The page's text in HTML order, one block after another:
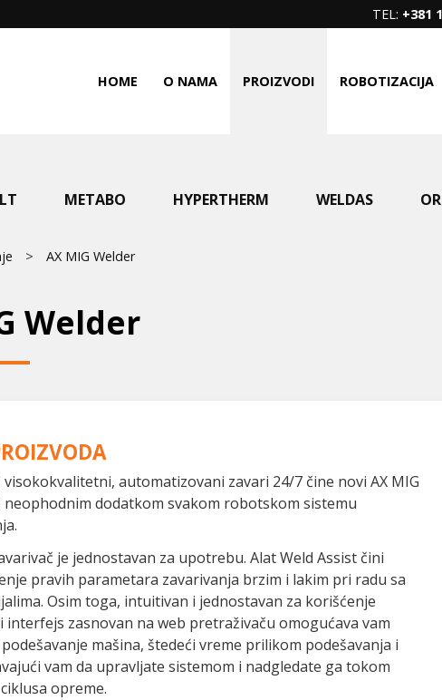
TEL: +381
HOME O NAMA PROIZVODI ROBOTIZACIJA
METABO HYPERTHERM WELDAS
AX MIG Welder
Welder
visokokvalitetni, automatizovani zavari 24/7 čine novi AX MIG
neophodnim dodatkom svakom robotskom sistemu
je jednostavan za upotrebu. Alat Weld Assist čini
pravih parametara zavarivanja brzim i lakim pri radu sa
Osim toga, intuitivan i jednostavan za korišćenje
interfejs zasnovan na web pretraživaču omogućava vam
mašina, štedeći vreme prilikom podešavanja i
vam da upravljate sistemom i nadgledate ga tokom
opreme.